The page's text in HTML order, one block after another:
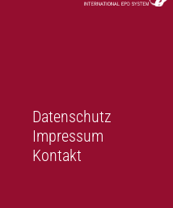
Datenschutz
Impressum
Kontakt